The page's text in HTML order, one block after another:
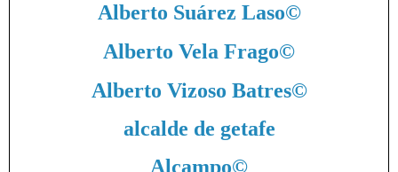
Alberto Suárez Laso©
Alberto Vela Frago©
Alberto Vizoso Batres©
alcalde de getafe
Alcampo©